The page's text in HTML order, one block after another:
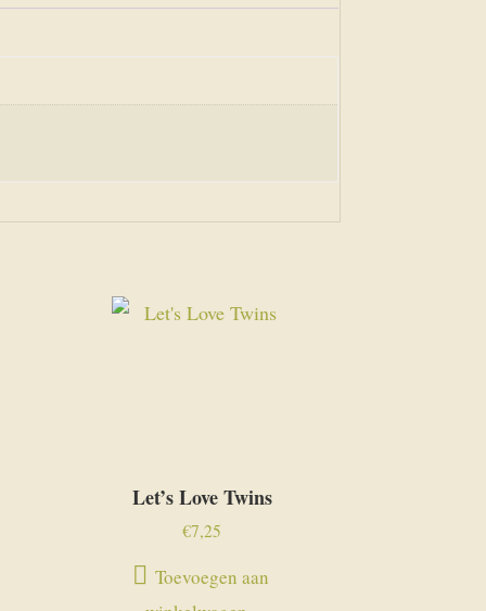
Let’s Love Twins
€7,25
Toevoegen aan